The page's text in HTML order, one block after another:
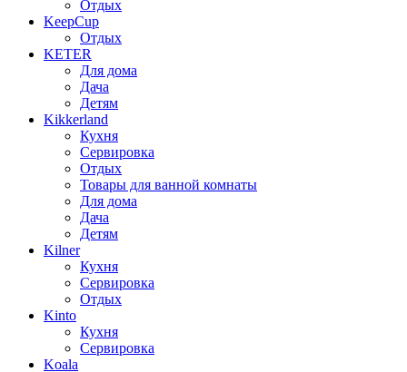
Отдых
KeepCup
Отдых
KETER
Для дома
Дача
Детям
Kikkerland
Кухня
Сервировка
Отдых
Товары для ванной комнаты
Для дома
Дача
Детям
Kilner
Кухня
Сервировка
Отдых
Kinto
Кухня
Сервировка
Koala